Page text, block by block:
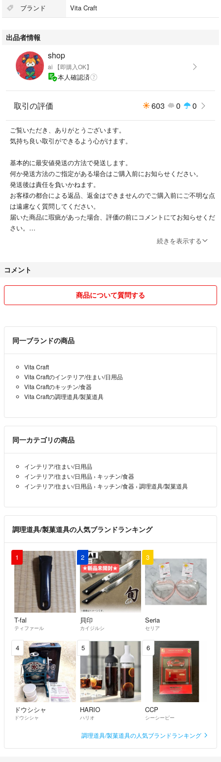
ブランド Vita Craft
出品者情報
shop
ai 【即購入OK】
本人確認済
取引の評価 603 0 0
ご覧いただき、ありがとうございます。
気持ち良い取引ができるよう心がけます。
基本的に最安値発送の方法で発送します。
何か発送方法のご指定がある場合はご購入前にお知らせください。
発送後は責任を負いかねます。
お客様の都合による返品、返金はできませんのでご購入前にご不明な点
は遠慮なく質問してください。
届いた商品に瑕疵があった場合、評価の前にコメントにてお知らせくだ
さい。
いいねをいただいていても急に出品を削除する場合がありますので、ご
続きを表示する
コメント
商品について質問する
同一ブランドの商品
Vita Craft
Vita Craftのインテリア/住まい/日用品
Vita Craftのキッチン/食器
Vita Craftの調理道具/製菓道具
同一カテゴリの商品
インテリア/住まい/日用品
インテリア/住まい/日用品 › キッチン/食器
インテリア/住まい/日用品 › キッチン/食器 › 調理道具/製菓道具
調理道具/製菓道具の人気ブランドランキング
1
T-fal
ティファール
2
貝印
カイジルシ
3
Seria
セリア
4
ドウシシャ
ドウシシャ
5
HARIO
ハリオ
6
CCP
シーシーピー
調理道具/製菓道具の人気ブランドランキング